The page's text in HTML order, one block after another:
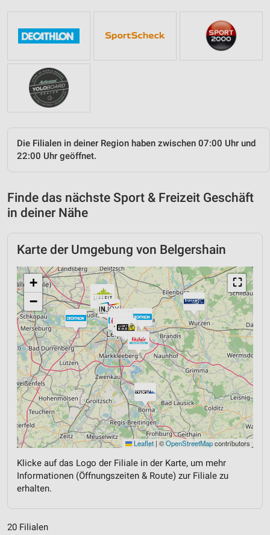
Die Filialen in deiner Region haben zwischen 07:00 Uhr und
22:00 Uhr geöffnet.
Finde das nächste Sport & Freizeit Geschäft
in deiner Nähe
Karte der Umgebung von Belgershain
⛶
+
−
Leaflet | ©OpenStreetMapcontributors
Klicke auf das Logo der Filiale in der Karte, um mehr
Informationen (Öffnungszeiten & Route) zur Filiale zu
erhalten.
20 Filialen